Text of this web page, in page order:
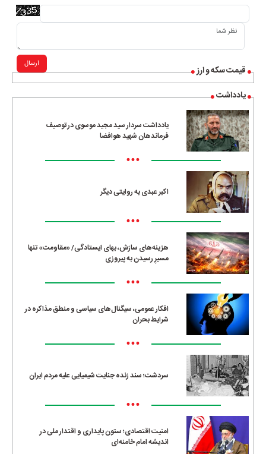
قیمت سکه و ارز
یادداشت
یادداشت سردار سید مجید موسوی در توصیف
فرماندهان شهید هوافضا
•••
اکبر عبدی به روایتی دیگر
•••
هزینه‌های سازش، بهای ایستادگی/ «مقاومت» تنها
مسیرِ رسیدن به پیروزی
•••
افکار عمومی، سیگنال‌های سیاسی و منطق مذاکره در
شرایط بحران
•••
سردشت؛ سند زنده جنایت شیمیایی علیه مردم ایران
•••
امنیت اقتصادی؛ ستون پایداری و اقتدار ملی در
اندیشه امام خامنه‌ای
ارسال